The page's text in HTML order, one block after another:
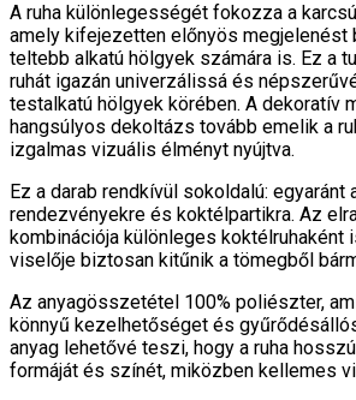
A ruha különlegességét fokozza a
amely kifejezetten előnyös megjelenést
teltebb alkatú hölgyek számára is. Ez a
ruhát igazán univerzálissá és
testalkatú hölgyek körében. A dekoratív
hangsúlyos dekoltázs tovább emelik a
izgalmas vizuális élményt nyújtva.
Ez a darab rendkívül sokoldalú: egyaránt
rendezvényekre és koktélpartikra. Az
kombinációja különleges koktélruhaként
viselője biztosan kitűnik a tömegből
Az anyagösszetétel 100% poliészter,
könnyű kezelhetőséget és
anyag lehetővé teszi, hogy a ruha
formáját és színét, miközben kellemes